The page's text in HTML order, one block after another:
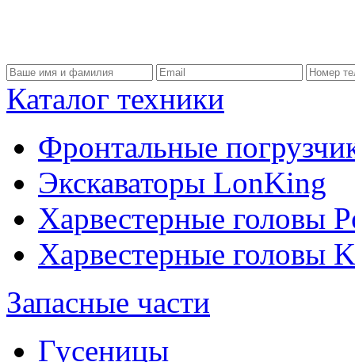
Каталог техники
Фронтальные
Экскаваторы LonKing
Харвестерные головы
Харвестерные головы
Запасные части
Гусеницы